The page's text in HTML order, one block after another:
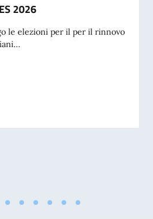
2026
le elezioni per il per il rinnovo
2026